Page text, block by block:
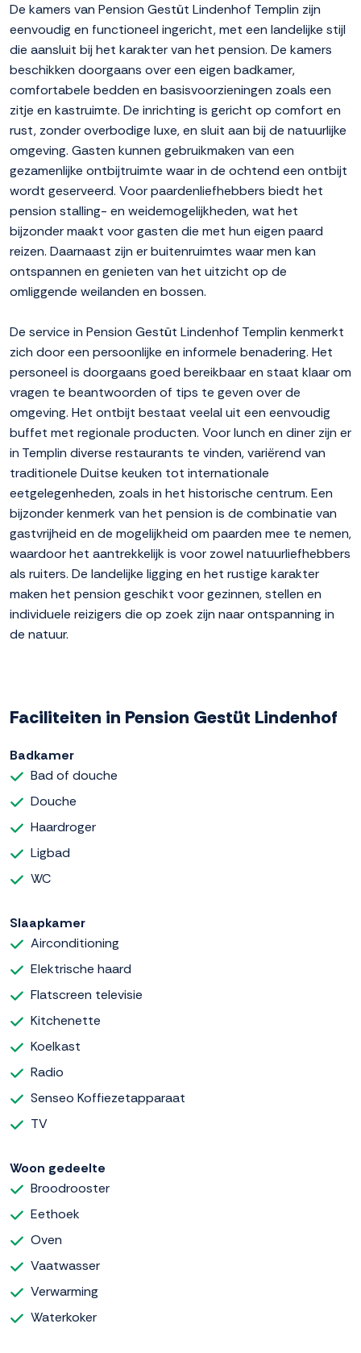
De kamers van Pension Gestüt Lindenhof Templin zijn
eenvoudig en functioneel ingericht, met een landelijke stijl
die aansluit bij het karakter van het pension. De kamers
beschikken doorgaans over een eigen badkamer,
comfortabele bedden en basisvoorzieningen zoals een
zitje en kastruimte. De inrichting is gericht op comfort en
rust, zonder overbodige luxe, en sluit aan bij de natuurlijke
omgeving. Gasten kunnen gebruikmaken van een
gezamenlijke ontbijtruimte waar in de ochtend een ontbijt
wordt geserveerd. Voor paardenliefhebbers biedt het
pension stalling- en weidemogelijkheden, wat het
bijzonder maakt voor gasten die met hun eigen paard
reizen. Daarnaast zijn er buitenruimtes waar men kan
ontspannen en genieten van het uitzicht op de
omliggende weilanden en bossen.
De service in Pension Gestüt Lindenhof Templin kenmerkt
zich door een persoonlijke en informele benadering. Het
personeel is doorgaans goed bereikbaar en staat klaar om
vragen te beantwoorden of tips te geven over de
omgeving. Het ontbijt bestaat veelal uit een eenvoudig
buffet met regionale producten. Voor lunch en diner zijn er
in Templin diverse restaurants te vinden, variërend van
traditionele Duitse keuken tot internationale
eetgelegenheden, zoals in het historische centrum. Een
bijzonder kenmerk van het pension is de combinatie van
gastvrijheid en de mogelijkheid om paarden mee te nemen,
waardoor het aantrekkelijk is voor zowel natuurliefhebbers
als ruiters. De landelijke ligging en het rustige karakter
maken het pension geschikt voor gezinnen, stellen en
individuele reizigers die op zoek zijn naar ontspanning in
de natuur.
Faciliteiten in Pension Gestüt Lindenhof
Badkamer
Bad of douche
Douche
Haardroger
Ligbad
WC
Slaapkamer
Airconditioning
Elektrische haard
Flatscreen televisie
Kitchenette
Koelkast
Radio
Senseo Koffiezetapparaat
TV
Woon gedeelte
Broodrooster
Eethoek
Oven
Vaatwasser
Verwarming
Waterkoker